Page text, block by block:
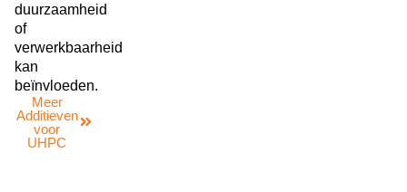
duurzaamheid
of
verwerkbaarheid
kan
beïnvloeden.
Meer
Additieven
voor
UHPC